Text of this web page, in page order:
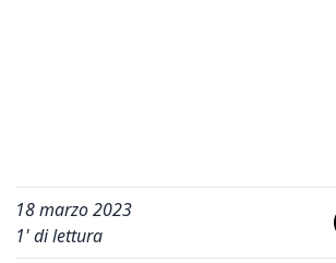
18 marzo 2023
1' di lettura